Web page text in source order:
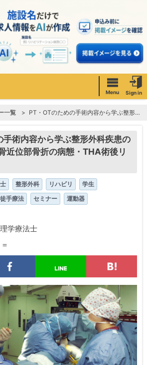
Menu Sign in
一覧 PT・OTのための手術内容から学ぶ整形外科疾患のリハビリ｜大腿骨近位部骨折の病態・THA術後リハ
手術内容から学ぶ整形外科疾患の
近位部骨折の病態・THA術後リ
整形外科 リハビリ
学生
徒手療法 セミナー 運動器
学療法士